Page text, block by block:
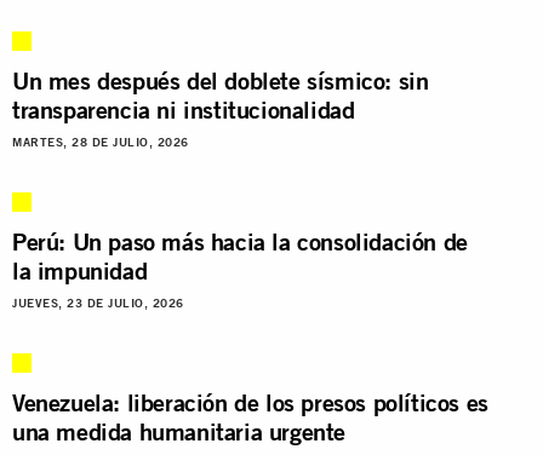
Un mes después del doblete sísmico: sin
transparencia ni institucionalidad
MARTES, 28 DE JULIO, 2026
Perú: Un paso más hacia la consolidación de
la impunidad
JUEVES, 23 DE JULIO, 2026
Venezuela: liberación de los presos políticos es
una medida humanitaria urgente